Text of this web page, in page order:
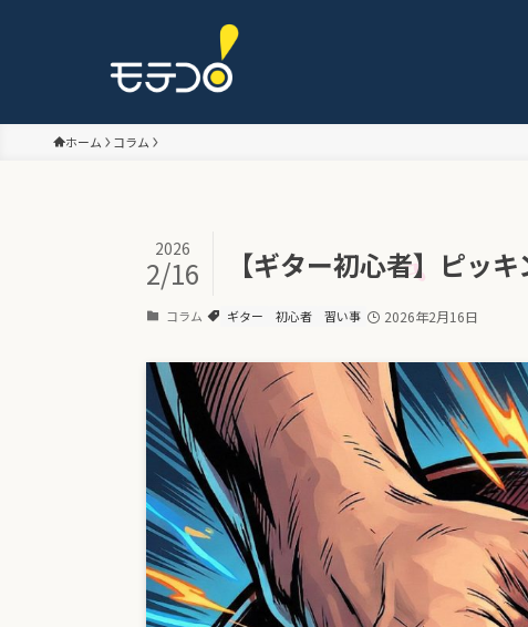
ホーム コラム
【ギター初心者】ピッ
2026
2/16
コラム ギター 初心者 習い事 2026年2月16日